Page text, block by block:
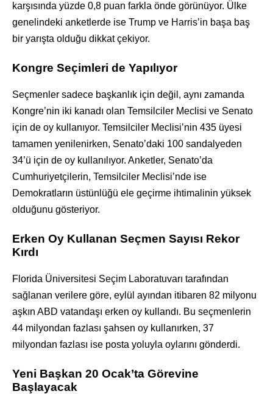
karşısında yüzde 0,8 puan farkla önde görünüyor. Ülke
genelindeki anketlerde ise Trump ve Harris’in başa baş
bir yarışta olduğu dikkat çekiyor.
Kongre Seçimleri de Yapılıyor
Seçmenler sadece başkanlık için değil, aynı zamanda
Kongre’nin iki kanadı olan Temsilciler Meclisi ve Senato
için de oy kullanıyor. Temsilciler Meclisi’nin 435 üyesi
tamamen yenilenirken, Senato’daki 100 sandalyeden
34’ü için de oy kullanılıyor. Anketler, Senato’da
Cumhuriyetçilerin, Temsilciler Meclisi’nde ise
Demokratların üstünlüğü ele geçirme ihtimalinin yüksek
olduğunu gösteriyor.
Erken Oy Kullanan Seçmen Sayısı Rekor
Kırdı
Florida Üniversitesi Seçim Laboratuvarı tarafından
sağlanan verilere göre, eylül ayından itibaren 82 milyonu
aşkın ABD vatandaşı erken oy kullandı. Bu seçmenlerin
44 milyondan fazlası şahsen oy kullanırken, 37
milyondan fazlası ise posta yoluyla oylarını gönderdi.
Yeni Başkan 20 Ocak’ta Görevine
Başlayacak